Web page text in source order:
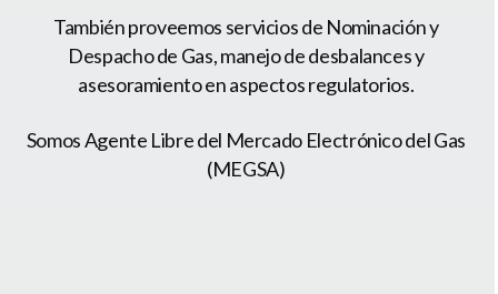
También proveemos servicios de Nominación y
Despacho de Gas, manejo de desbalances y
asesoramiento en aspectos regulatorios.
Somos Agente Libre del Mercado Electrónico del Gas
(MEGSA)